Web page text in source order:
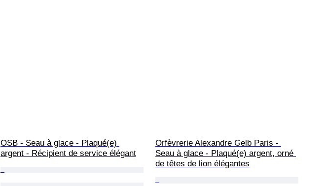
OSB - Seau à glace - Plaqué(e)
argent - Récipient de service élégant
Orfèvrerie Alexandre Gelb Paris -
Seau à glace - Plaqué(e) argent, orné
de têtes de lion élégantes